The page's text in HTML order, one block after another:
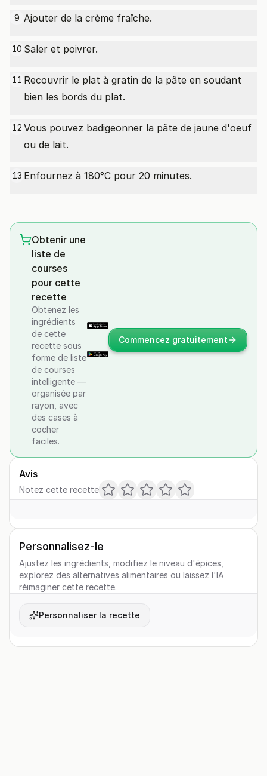
9 Ajouter de la crème fraîche.
10 Saler et poivrer.
11 Recouvrir le plat à gratin de la pâte en soudant
bien les bords du plat.
12 Vous pouvez badigeonner la pâte de jaune d'oeuf
ou de lait.
13 Enfournez à 180°C pour 20 minutes.
Obtenir une
liste de
courses
pour cette
recette
Obtenez les
ingrédients
de cette
recette sous
forme de liste
de courses
intelligente —
organisée par
rayon, avec
des cases à
cocher
faciles.
Commencez gratuitement
Avis
Notez cette recette
Personnalisez-le
Ajustez les ingrédients, modifiez le niveau d'épices,
explorez des alternatives alimentaires ou laissez l'IA
réimaginer cette recette.
Personnaliser la recette